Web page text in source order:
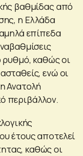
βαθμίδας από
η Ελλάδα
επίπεδα
ρυθμό, καθώς οι
ενώ οι
Ανατολή
περιβάλλον.
έτους αποτελεί
καθώς οι